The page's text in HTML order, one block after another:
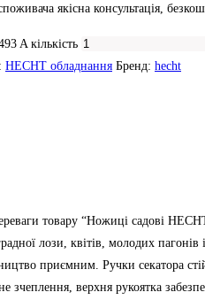
якісна консультація,
A кількість
HECHT обладнання Бренд: hecht
товару “Ножиці садові
лози, квітів, молодих
приємним. Ручки секатора
зчеплення, верхня рукоятка